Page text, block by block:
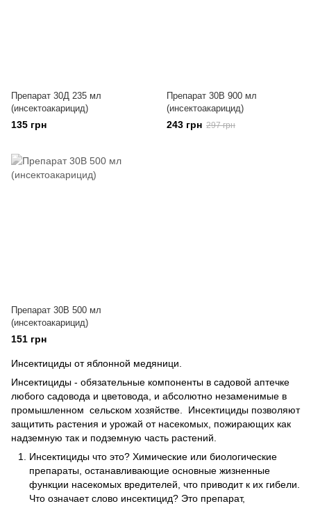
Препарат 30Д 235 мл
(инсектоакарицид)
135 грн
Препарат 30В 900 мл
(инсектоакарицид)
243 грн 297 грн
Препарат 30В 500 мл
(инсектоакарицид)
151 грн
Инсектициды от яблонной медяници.
Инсектициды - обязательные компоненты в садовой аптечке
любого садовода и цветовода, и абсолютно незаменимые в
промышленном сельском хозяйстве. Инсектициды позволяют
защитить растения и урожай от насекомых, пожирающих как
надземную так и подземную часть растений.
Инсектициды что это? Химические или биологические
препараты, останавливающие основные жизненные
функции насекомых вредителей, что приводит к их гибели.
Что означает слово инсектицид? Это препарат,